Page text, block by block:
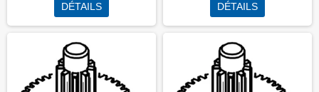
DÉTAILS DÉTAILS